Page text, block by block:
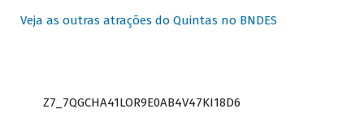
Veja as outras atrações do Quintas no BNDES
Z7_7QGCHA41LOR9E0AB4V47KI18D6